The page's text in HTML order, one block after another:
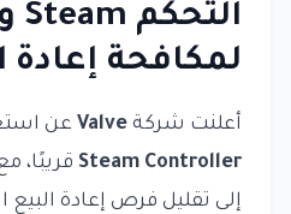
لمكافحة إعادة
أعلنت شركة Valve عن
Steam Controller قريبًا،
إلى تقليل فرص إعادة البيع